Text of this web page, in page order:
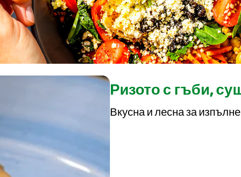
Ризото с гъби,
Вкусна и лесна за